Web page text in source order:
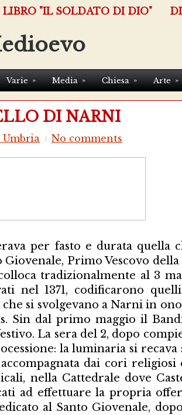
LIBRO "IL SOLDATO DI DIO"
Varie » Media » Chiesa » Arte »
DI NARNI
Umbria No comments
per fasto e durata quella
Primo Vescovo della
tradizionalmente al 3
nel 1371, codificarono
si svolgevano a Narni in
Sin dal primo maggio il
La sera del 2, dopo
la luminaria si recava
dai cori religiosi
nella Cattedrale dove
ad effettuare la propria
al Santo Giovenale,